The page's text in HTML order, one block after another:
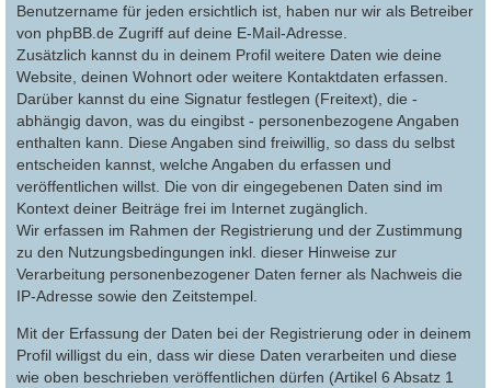
Benutzername für jeden ersichtlich ist, haben nur wir als Betreiber
von phpBB.de Zugriff auf deine E-Mail-Adresse.
Zusätzlich kannst du in deinem Profil weitere Daten wie deine
Website, deinen Wohnort oder weitere Kontaktdaten erfassen.
Darüber kannst du eine Signatur festlegen (Freitext), die -
abhängig davon, was du eingibst - personenbezogene Angaben
enthalten kann. Diese Angaben sind freiwillig, so dass du selbst
entscheiden kannst, welche Angaben du erfassen und
veröffentlichen willst. Die von dir eingegebenen Daten sind im
Kontext deiner Beiträge frei im Internet zugänglich.
Wir erfassen im Rahmen der Registrierung und der Zustimmung
zu den Nutzungsbedingungen inkl. dieser Hinweise zur
Verarbeitung personenbezogener Daten ferner als Nachweis die
IP-Adresse sowie den Zeitstempel.
Mit der Erfassung der Daten bei der Registrierung oder in deinem
Profil willigst du ein, dass wir diese Daten verarbeiten und diese
wie oben beschrieben veröffentlichen dürfen (Artikel 6 Absatz 1